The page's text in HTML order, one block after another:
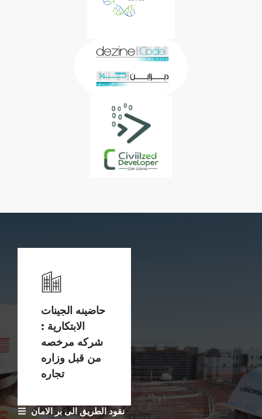
نقود الطريق الى بر الامان
حاضينه الجينات
الابتكارية :
شركه مرخصه
من قبل وزاره
تجاره